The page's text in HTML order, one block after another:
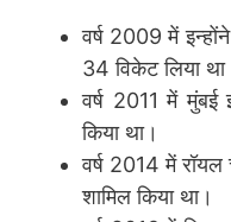
वर्ष 2009 में
34 विकेट लिया
वर्ष 2011 में मुंबई
किया था।
वर्ष 2014 में
शामिल किया था।